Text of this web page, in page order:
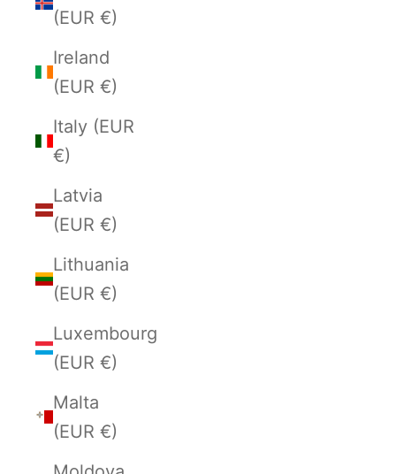
(EUR €)
Ireland
(EUR €)
Italy (EUR
€)
Latvia
(EUR €)
Lithuania
(EUR €)
Luxembourg
(EUR €)
Malta
(EUR €)